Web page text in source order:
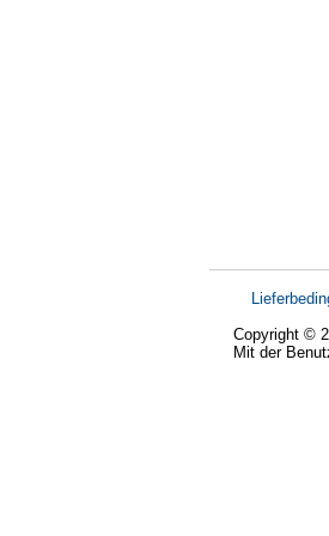
Copyright ©
Mit der